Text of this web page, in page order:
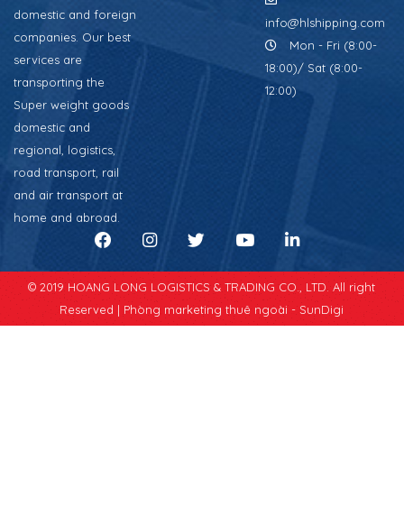
domestic and foreign
companies. Our best
services are
transporting the
Super weight goods
domestic and
regional, logistics,
road transport, rail
and air transport at
home and abroad.
info@hlshipping.com
Mon - Fri (8:00-
18:00)/ Sat (8:00-
12:00)
© 2019 HOANG LONG LOGISTICS & TRADING CO., LTD. All right
Reserved | Phòng marketing thuê ngoài - SunDigi